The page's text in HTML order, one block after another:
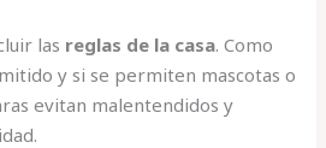
las reglas de la casa. Como
y si se permiten mascotas o
evitan malentendidos y